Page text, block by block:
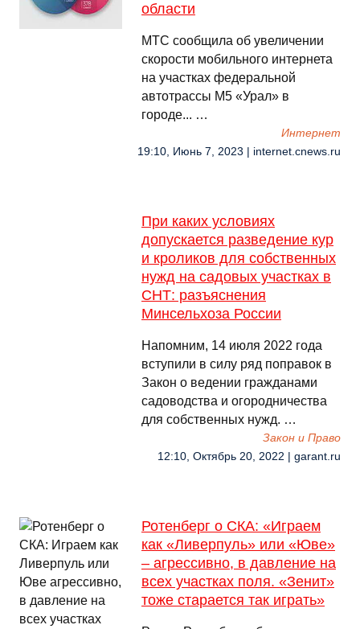
области
МТС сообщила об увеличении
скорости мобильного интернета
на участках федеральной
автотрассы М5 «Урал» в
городе... …
Интернет
19:10, Июнь 7, 2023 | internet.cnews.ru
При каких условиях
допускается разведение кур
и кроликов для собственных
нужд на садовых участках в
СНТ: разъяснения
Минсельхоза России
Напомним, 14 июля 2022 года
вступили в силу ряд поправок в
Закон о ведении гражданами
садоводства и огородничества
для собственных нужд. …
Закон и Право
12:10, Октябрь 20, 2022 | garant.ru
Ротенберг о СКА: «Играем
как «Ливерпуль» или «Юве»
– агрессивно, в давление на
всех участках поля. «Зенит»
тоже старается так играть»